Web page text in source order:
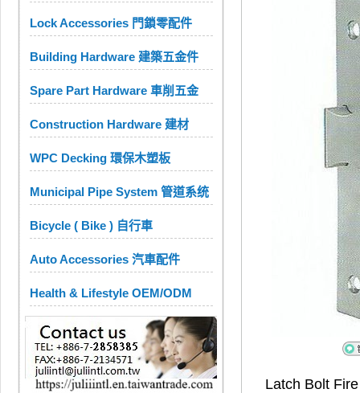
Lock Accessories 門鎖零配件
Building Hardware 建築五金件
Spare Part Hardware 車削五金
Construction Hardware 建材
WPC Decking 環保木塑板
Municipal Pipe System 管道系统
Bicycle ( Bike ) 自行車
Auto Accessories 汽車配件
Health & Lifestyle OEM/ODM
Latch Bolt